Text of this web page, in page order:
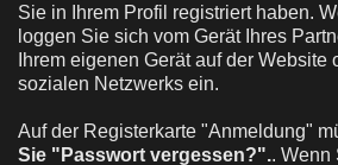
Sie in Ihrem Profil registriert haben.
loggen Sie sich vom Gerät Ihres
Ihrem eigenen Gerät auf der Website
sozialen Netzwerks ein.
Auf der Registerkarte "Anmeldung"
Sie "Passwort vergessen?".. Wenn